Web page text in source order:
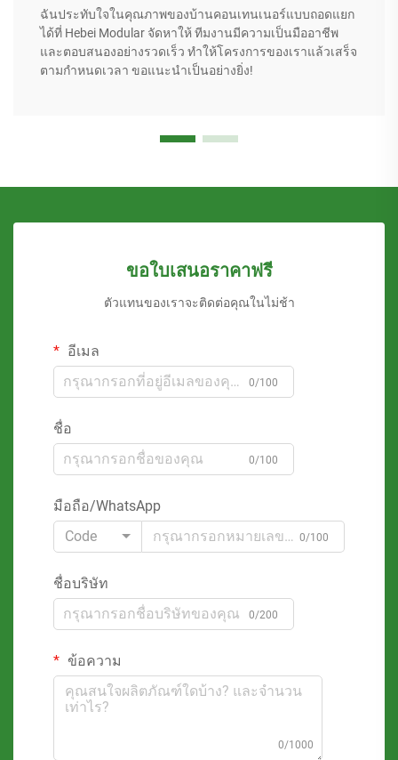
ฉันประทับใจในคุณภาพของบ้านคอนเทนเนอร์แบบถอดแยก
ได้ที่ Hebei Modular จัดหาให้ ทีมงานมีความเป็นมืออาชีพ
และตอบสนองอย่างรวดเร็ว ทำให้โครงการของเราแล้วเสร็จ
ตามกำหนดเวลา ขอแนะนำเป็นอย่างยิ่ง!
ขอใบเสนอราคาฟรี
ตัวแทนของเราจะติดต่อคุณในไม่ช้า
อีเมล
0/100
ชื่อ
0/100
มือถือ/WhatsApp
Code
0/100
ชื่อบริษัท
0/200
ข้อความ
0/1000